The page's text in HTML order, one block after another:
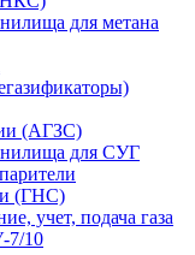
для метана
(АГЗС)
для СУГ
(ГНС)
учет, подача газа
7/10